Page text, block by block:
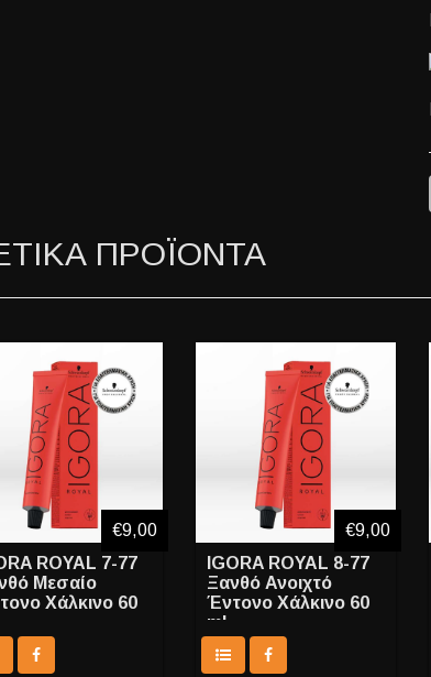
ΠΡΟΪΟΝΤΑ
ROYAL 7-77
Μεσαίο
Χάλκινο 60
€9,00
IGORA ROYAL 8-77
Ξανθό Ανοιχτό
Έντονο Χάλκινο 60
ml
€9,00